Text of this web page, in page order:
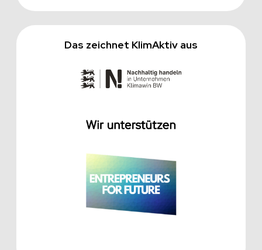
Das zeichnet KlimAktiv aus